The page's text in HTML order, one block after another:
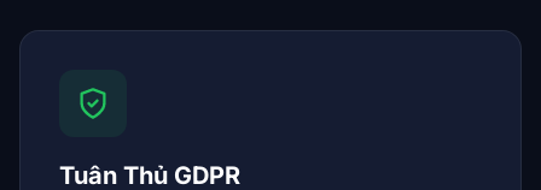
Tuân Thủ GDPR